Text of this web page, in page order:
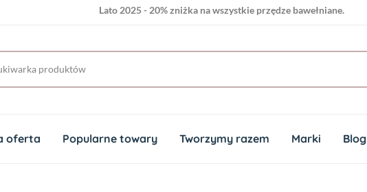
Lato 2025 - 20% zniżka na wszystkie przędze bawełniane.
oferta Popularne towary Tworzymy razem Marki Blog